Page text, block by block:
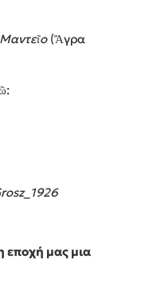
Μαντεῖο(Ἄγρα
εποχή μας μια